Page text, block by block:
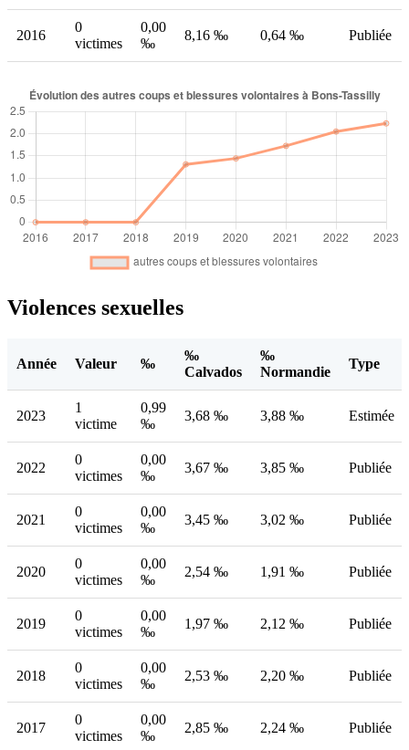
2016
0
victimes
0,00
‰
8,16 ‰ 0,64 ‰ Publiée
Violences sexuelles
Année Valeur ‰
‰
Calvados
‰
Normandie
Type
2023
1
victime
0,99
‰
3,68 ‰ 3,88 ‰ Estimée
2022
0
victimes
0,00
‰
3,67 ‰ 3,85 ‰ Publiée
2021
0
victimes
0,00
‰
3,45 ‰ 3,02 ‰ Publiée
2020
0
victimes
0,00
‰
2,54 ‰ 1,91 ‰ Publiée
2019
0
victimes
0,00
‰
1,97 ‰ 2,12 ‰ Publiée
2018
0
victimes
0,00
‰
2,53 ‰ 2,20 ‰ Publiée
2017
0
victimes
0,00
‰
2,85 ‰ 2,24 ‰ Publiée